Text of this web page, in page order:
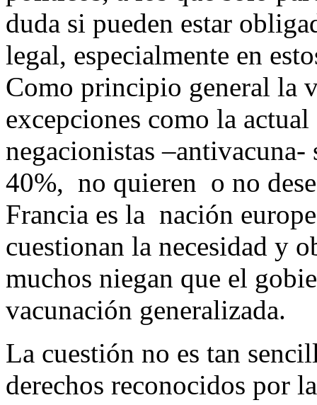
duda si pueden estar
legal, especialmente en
Como principio general la
excepciones como la
negacionistas
40%, no quieren o no
Francia es la nación
cuestionan la necesidad y
muchos niegan que el
vacunación generalizada.
La cuestión no es tan
derechos reconocidos por